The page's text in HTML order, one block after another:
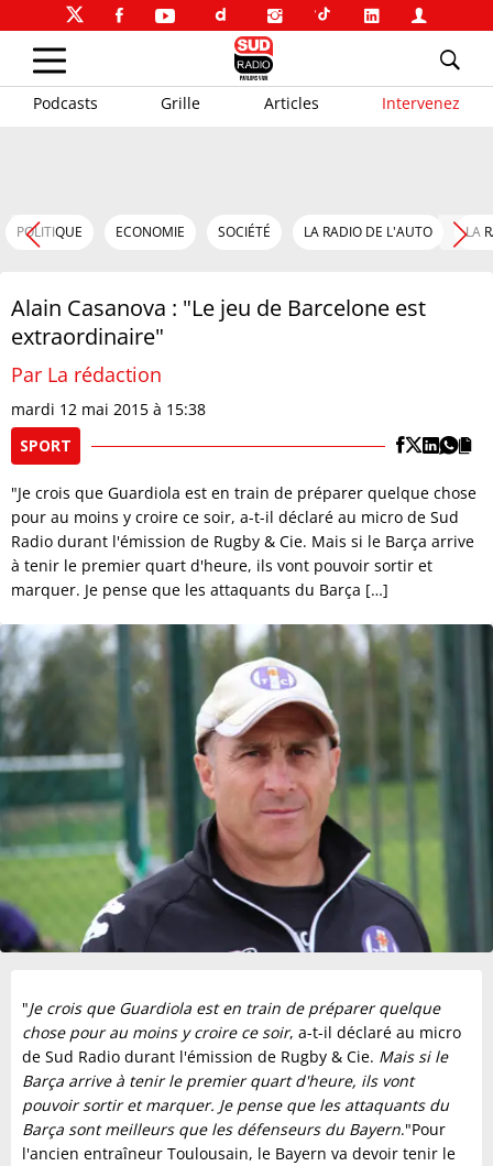
Podcasts Grille Articles Intervenez
POLITIQUE ECONOMIE SOCIÉTÉ LA RADIO DE L'AUTO LA
Alain Casanova : "Le jeu de Barcelone est
extraordinaire"
Par La rédaction
mardi 12 mai 2015 à 15:38
SPORT
"Je crois que Guardiola est en train de préparer quelque chose
pour au moins y croire ce soir, a-t-il déclaré au micro de Sud
Radio durant l'émission de Rugby & Cie. Mais si le Barça arrive
à tenir le premier quart d'heure, ils vont pouvoir sortir et
marquer. Je pense que les attaquants du Barça […]
"Je crois que Guardiola est en train de préparer quelque
chose pour au moins y croire ce soir, a-t-il déclaré au micro
de Sud Radio durant l'émission de Rugby & Cie. Mais si le
Barça arrive à tenir le premier quart d'heure, ils vont
pouvoir sortir et marquer. Je pense que les attaquants du
Barça sont meilleurs que les défenseurs du Bayern."Pour
l'ancien entraîneur Toulousain, le Bayern va devoir tenir le